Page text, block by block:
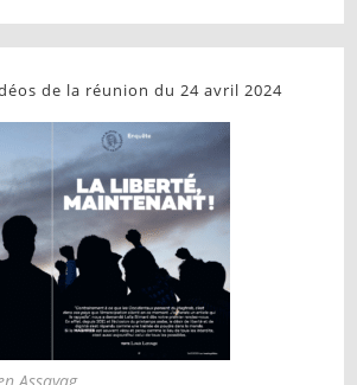
de la réunion du 24 avril 2024